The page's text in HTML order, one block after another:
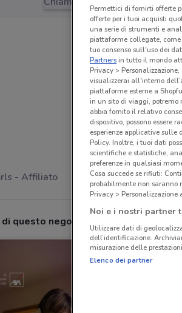
- Affiliato
questo negozio
Permettici di fornirti offerte
offerte per i tuoi acquisti
una serie di strumenti e
piattaforme collegate,
tuo consenso sull'uso dei
Partnersin tutto il mondo
Privacy >
visualizzerai all'interno
piattaforme esterne a
in un sito di viaggi, potremo
abbia fornito il relativo
dispositivo, possono essere
esperienze applicative
Policy. Inoltre, i tuoi dati
scientifiche e statistiche,
preferenze in qualsiasi
Cosa succede se rifiuti:
probabilmente non saranno
Privacy >
Noi e i nostri partner
Utilizzare dati di
dell’identificazione.
misurazione delle
Elenco dei partner